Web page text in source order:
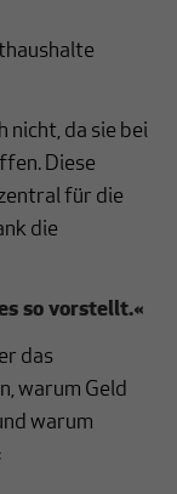
nicht, da sie bei
Diese
für die
die
so vorstellt.«
das
warum Geld
warum